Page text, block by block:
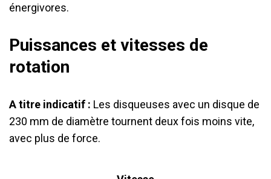
énergivores.
Puissances et vitesses de
rotation
A titre indicatif : Les disqueuses avec un disque de
230 mm de diamètre tournent deux fois moins vite,
avec plus de force.